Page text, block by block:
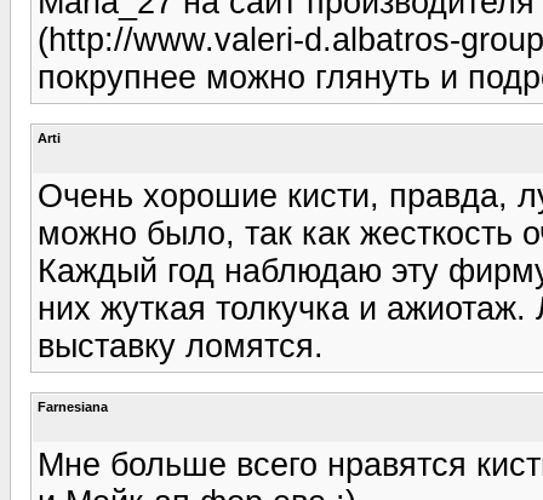
(http://www.valeri-d.albatros-
покрупнее можно глянуть и
Arti
Очень хорошие кисти, правда,
можно было, так как жесткость
Каждый год наблюдаю эту
них жуткая толкучка и
выставку ломятся.
Farnesiana
Мне больше всего нравятся